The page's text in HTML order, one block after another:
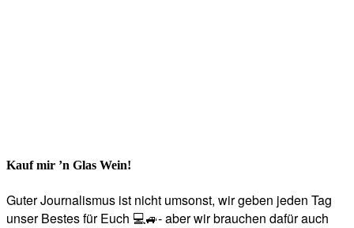
Kauf mir ’n Glas Wein!
Guter Journalismus ist nicht umsonst, wir geben jeden Tag
unser Bestes für Euch 💻🚙- aber wir brauchen dafür auch